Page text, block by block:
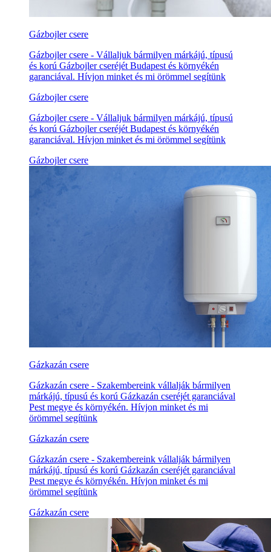
Gázbojler csere
Gázbojler csere - Vállaljuk bármilyen márkájú, típusú
és korú Gázbojler cseréjét Budapest és környékén
garanciával. Hívjon minket és mi örömmel segítünk
Gázbojler csere
Gázbojler csere - Vállaljuk bármilyen márkájú, típusú
és korú Gázbojler cseréjét Budapest és környékén
garanciával. Hívjon minket és mi örömmel segítünk
Gázbojler csere
Gázkazán csere
Gázkazán csere - Szakembereink vállalják bármilyen
márkájú, típusú és korú Gázkazán cseréjét garanciával
Pest megye és környékén. Hívjon minket és mi
örömmel segítünk
Gázkazán csere
Gázkazán csere - Szakembereink vállalják bármilyen
márkájú, típusú és korú Gázkazán cseréjét garanciával
Pest megye és környékén. Hívjon minket és mi
örömmel segítünk
Gázkazán csere